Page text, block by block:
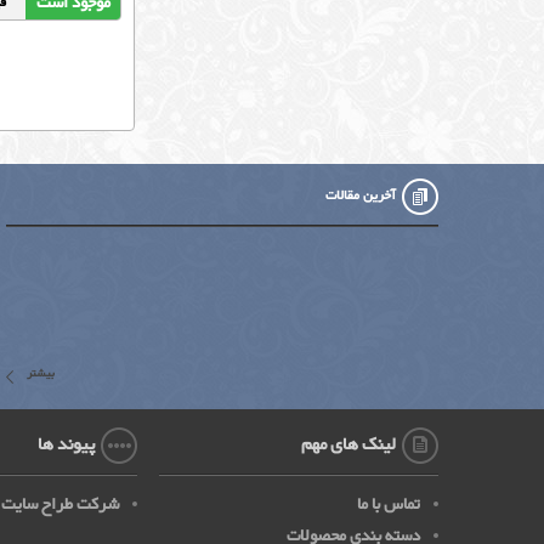
آخرین مقالات
بیشتر
لینک های مهم
تماس با ما
دسته بندی محصولات
پیوند ها
شرکت طراح سایت